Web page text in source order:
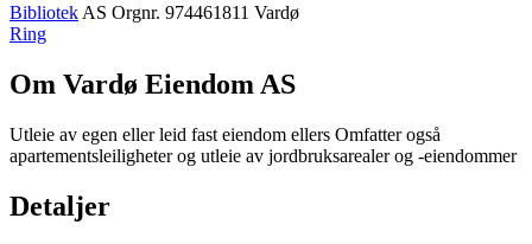
Bibliotek AS Orgnr. 974461811 Vardø
Ring
Om Vardø Eiendom AS
Utleie av egen eller leid fast eiendom ellers Omfatter også
apartementsleiligheter og utleie av jordbruksarealer og -eiendommer
Detaljer